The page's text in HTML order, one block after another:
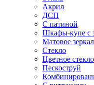
Акрил
ДСП
С патиной
Шкафы-купе с
Матовое
Стекло
Цветное стекло
Пескоструй